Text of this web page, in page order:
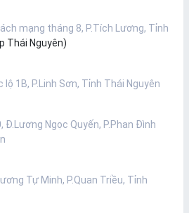
mạng tháng 8, P.Tích Lương, Tỉnh
Thái Nguyên)
lộ 1B, P.Linh Sơn, Tỉnh Thái Nguyên
Đ.Lương Ngọc Quyến, P.Phan Đình
Tự Minh, P.Quan Triều, Tỉnh